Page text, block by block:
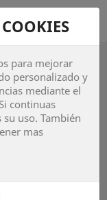

para mejorar
personalizado y
mediante el
continuas
uso. También
mas